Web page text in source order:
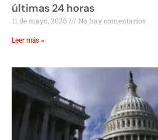
últimas 24 horas
11 de mayo, 2026 No hay comentarios
Leer más »